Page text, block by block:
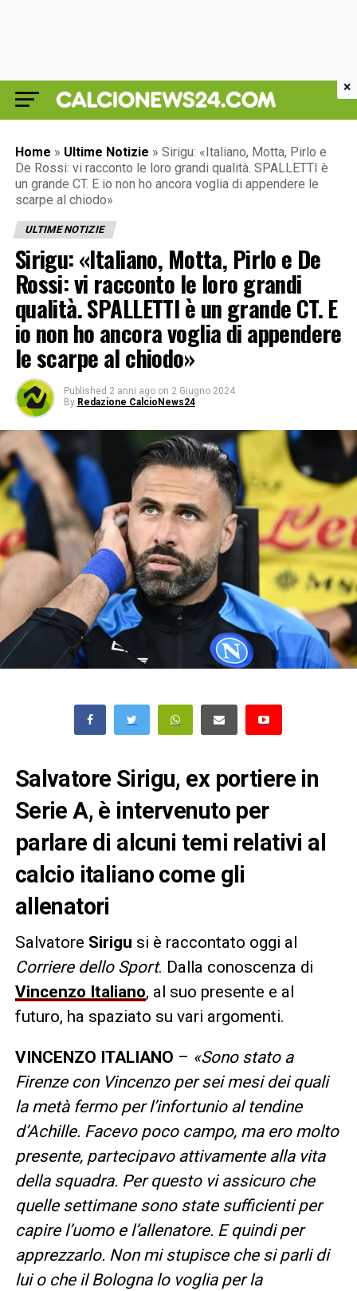
Home » Ultime Notizie » Sirigu: «Italiano, Motta, Pirlo e
De Rossi: vi racconto le loro grandi qualità. SPALLETTI è
un grande CT. E io non ho ancora voglia di appendere le
scarpe al chiodo»
ULTIME NOTIZIE
Sirigu: «Italiano, Motta, Pirlo e De
Rossi: vi racconto le loro grandi
qualità. SPALLETTI è un grande CT. E
io non ho ancora voglia di appendere
le scarpe al chiodo»
Published 2 anni ago on 2 Giugno 2024
By Redazione CalcioNews24
Salvatore Sirigu, ex portiere in
Serie A, è intervenuto per
parlare di alcuni temi relativi al
calcio italiano come gli
allenatori
Salvatore Sirigu si è raccontato oggi al
Corriere dello Sport. Dalla conoscenza di
Vincenzo Italiano, al suo presente e al
futuro, ha spaziato su vari argomenti.
VINCENZO ITALIANO – «Sono stato a
Firenze con Vincenzo per sei mesi dei quali
la metà fermo per l’infortunio al tendine
d’Achille. Facevo poco campo, ma ero molto
presente, partecipavo attivamente alla vita
della squadra. Per questo vi assicuro che
quelle settimane sono state sufficienti per
capire l’uomo e l’allenatore. E quindi per
apprezzarlo. Non mi stupisce che si parli di
lui o che il Bologna lo voglia per la
×